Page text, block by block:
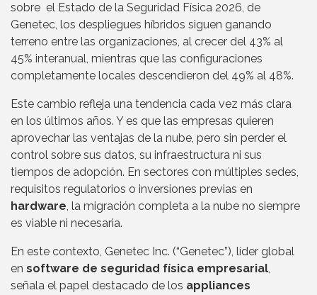
sobre el Estado de la Seguridad Física 2026, de
Genetec, los despliegues híbridos siguen ganando
terreno entre las organizaciones, al crecer del 43% al
45% interanual, mientras que las configuraciones
completamente locales descendieron del 49% al 48%.
Este cambio refleja una tendencia cada vez más clara
en los últimos años. Y es que las empresas quieren
aprovechar las ventajas de la nube, pero sin perder el
control sobre sus datos, su infraestructura ni sus
tiempos de adopción. En sectores con múltiples sedes,
requisitos regulatorios o inversiones previas en
hardware, la migración completa a la nube no siempre
es viable ni necesaria.
En este contexto, Genetec Inc. (“Genetec”), líder global
en software de seguridad física empresarial,
señala el papel destacado de los appliances